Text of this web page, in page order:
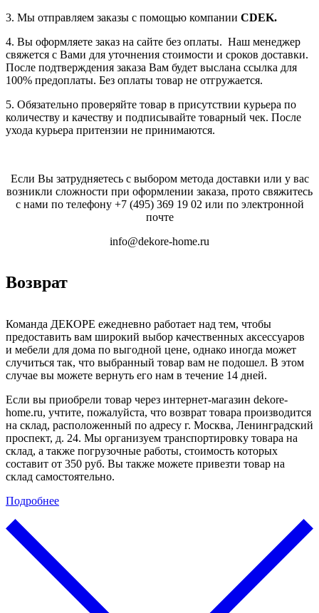
3. Мы отправляем заказы с помощью компании СDEK.
4. Вы оформляете заказ на сайте без оплаты. Наш менеджер
свяжется с Вами для уточнения стоимости и сроков доставки.
После подтверждения заказа Вам будет выслана ссылка для
100% предоплаты. Без оплаты товар не отгружается.
5. Обязательно проверяйте товар в присутствии курьера по
количеству и качеству и подписывайте товарный чек. После
ухода курьера притензии не принимаются.
Если Вы затрудняетесь с выбором метода доставки или у вас
возникли сложности при оформлении заказа, прото свяжитесь
с нами по телефону +7 (495) 369 19 02 или по электронной
почте
info@dekore-home.ru
Возврат
Команда ДЕКОРЕ ежедневно работает над тем, чтобы
предоставить вам широкий выбор качественных аксессуаров
и мебели для дома по выгодной цене, однако иногда может
случиться так, что выбранный товар вам не подошел. В этом
случае вы можете вернуть его нам в течение 14 дней.
Если вы приобрели товар через интернет-магазин dekore-
home.ru, учтите, пожалуйста, что возврат товара производится
на склад, расположенный по адресу г. Москва, Ленинградский
проспект, д. 24. Мы организуем транспортировку товара на
склад, а также погрузочные работы, стоимость которых
составит от 350 руб. Вы также можете привезти товар на
склад самостоятельно.
Подробнее